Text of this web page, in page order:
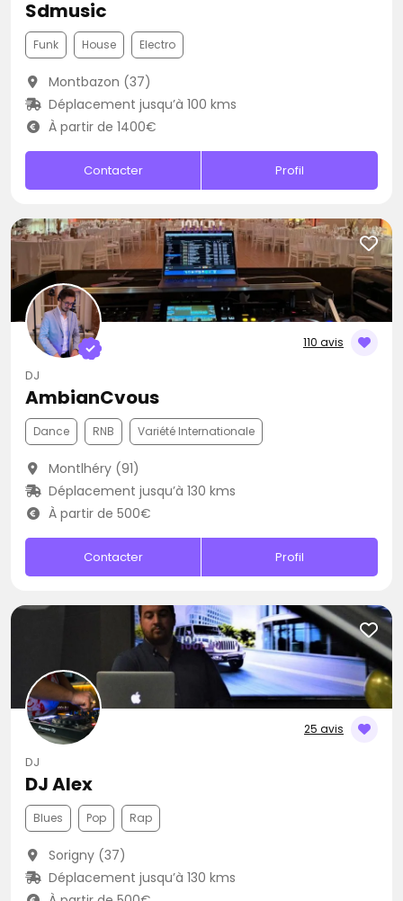
Sdmusic
Funk House Electro
Montbazon (37)
Déplacement jusqu’à 100 kms
À partir de 1400€
Contacter Profil
110 avis
DJ
AmbianCvous
Dance RNB Variété Internationale
Montlhéry (91)
Déplacement jusqu’à 130 kms
À partir de 500€
Contacter Profil
25 avis
DJ
DJ Alex
Blues Pop Rap
Sorigny (37)
Déplacement jusqu’à 130 kms